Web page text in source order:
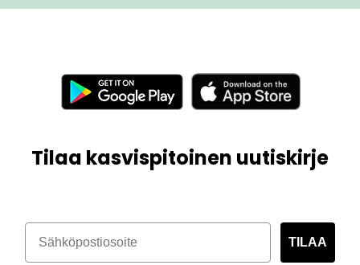
Tilaa kasvispitoinen uutiskirje
TILAA